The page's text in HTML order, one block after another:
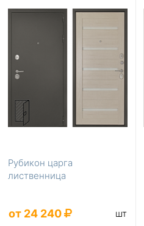
Рубикон царга
лиственница
от 24 240 шт